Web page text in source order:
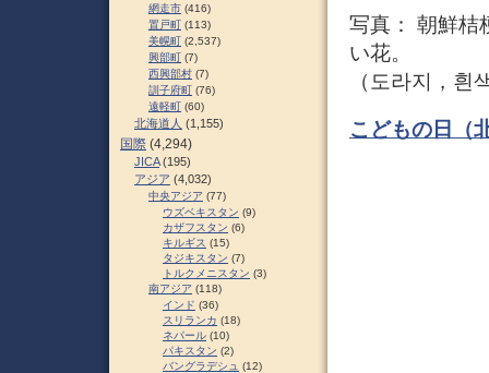
写真： 朝鮮桔
い花。
（도라지，흰
こどもの日（
網走市 (416)
置戸町 (113)
美幌町 (2,537)
興部町 (7)
西興部村 (7)
訓子府町 (76)
遠軽町 (60)
北海道人 (1,155)
国際 (4,294)
JICA(195)
アジア (4,032)
中央アジア (77)
ウズベキスタン (9)
カザフスタン (6)
キルギス (15)
タジキスタン (7)
トルクメニスタン (3)
南アジア (118)
インド (36)
スリランカ (18)
ネパール (10)
パキスタン (2)
バングラデシュ (12)